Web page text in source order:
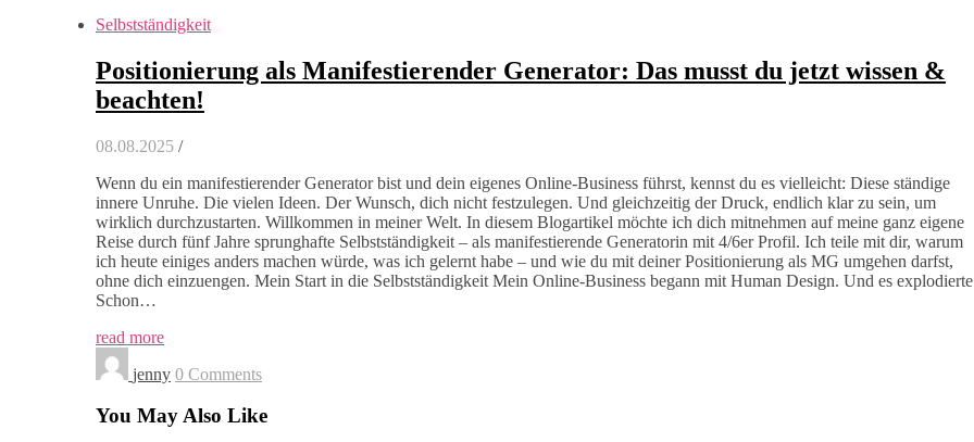
Selbstständigkeit
Positionierung als Manifestierender Generator: Das musst du jetzt wissen &
beachten!
08.08.2025 /
Wenn du ein manifestierender Generator bist und dein eigenes Online-Business führst, kennst du es vielleicht: Diese ständige
innere Unruhe. Die vielen Ideen. Der Wunsch, dich nicht festzulegen. Und gleichzeitig der Druck, endlich klar zu sein, um
wirklich durchzustarten. Willkommen in meiner Welt. In diesem Blogartikel möchte ich dich mitnehmen auf meine ganz eigene
Reise durch fünf Jahre sprunghafte Selbstständigkeit – als manifestierende Generatorin mit 4/6er Profil. Ich teile mit dir, warum
ich heute einiges anders machen würde, was ich gelernt habe – und wie du mit deiner Positionierung als MG umgehen darfst,
ohne dich einzuengen. Mein Start in die Selbstständigkeit Mein Online-Business begann mit Human Design. Und es
Schon…
read more
jenny 0 Comments
You May Also Like